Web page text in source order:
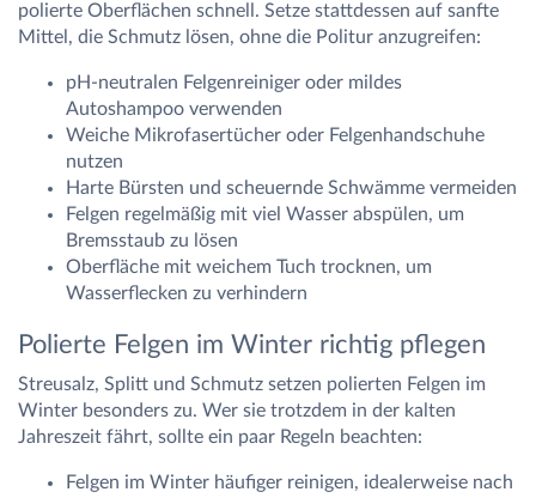
polierte Oberflächen schnell. Setze stattdessen auf sanfte
Mittel, die Schmutz lösen, ohne die Politur anzugreifen:
pH-neutralen Felgenreiniger oder mildes
Autoshampoo verwenden
Weiche Mikrofasertücher oder Felgenhandschuhe
nutzen
Harte Bürsten und scheuernde Schwämme vermeiden
Felgen regelmäßig mit viel Wasser abspülen, um
Bremsstaub zu lösen
Oberfläche mit weichem Tuch trocknen, um
Wasserflecken zu verhindern
Polierte Felgen im Winter richtig pflegen
Streusalz, Splitt und Schmutz setzen polierten Felgen im
Winter besonders zu. Wer sie trotzdem in der kalten
Jahreszeit fährt, sollte ein paar Regeln beachten:
Felgen im Winter häufiger reinigen, idealerweise nach